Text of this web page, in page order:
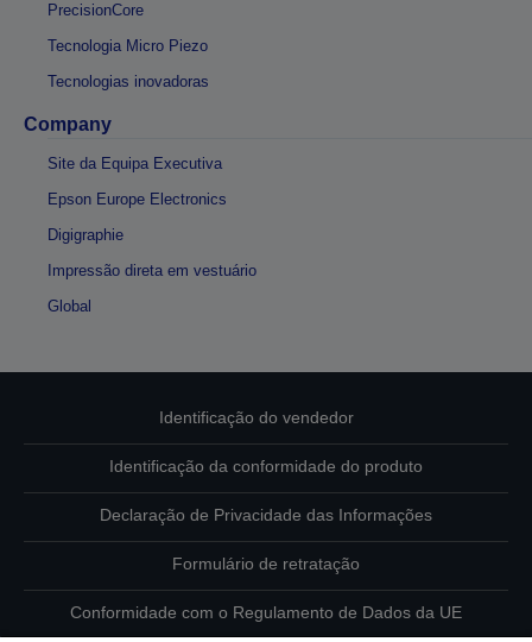
PrecisionCore
Tecnologia Micro Piezo
Tecnologias inovadoras
Company
Site da Equipa Executiva
Epson Europe Electronics
Digigraphie
Impressão direta em vestuário
Global
Identificação do vendedor
Identificação da conformidade do produto
Declaração de Privacidade das Informações
Formulário de retratação
Conformidade com o Regulamento de Dados da UE